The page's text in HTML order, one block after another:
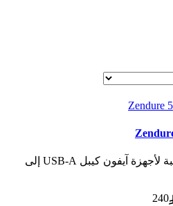
مجموعة كابلات العدد 5، مناسبة لأجهزة آيفون كيبل USB-A إلى
240